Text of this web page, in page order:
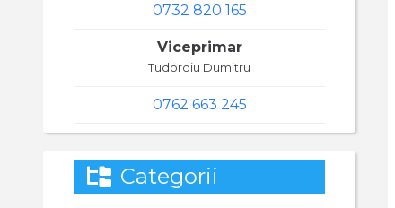
0732 820 165
Viceprimar
Tudoroiu Dumitru
0762 663 245
Categorii